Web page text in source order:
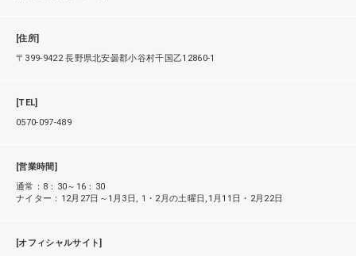
[住所]
〒399-9422 長野県北安曇郡小谷村千国乙12860-1
[TEL]
0570-097-489
[営業時間]
通常：8：30～16：30
ナイター：12月27日～1月3日, 1・2月の土曜日,1月11日・2月22日
[オフィシャルサイト]